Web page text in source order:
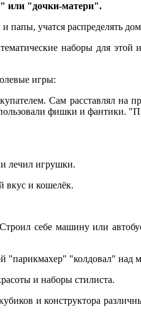
или "дочки-матери".
учатся распределять
наборы для этой
игры:
Сам расставлял на
фишки и фантики.
лечил игрушки.
вкус и кошелёк.
себе машину или
"парикмахер" "колдовал" над
и наборы стилиста.
и конструктора